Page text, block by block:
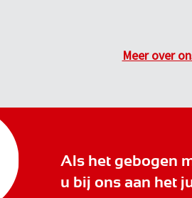
Meer over
Als het gebogen
u bij ons aan het